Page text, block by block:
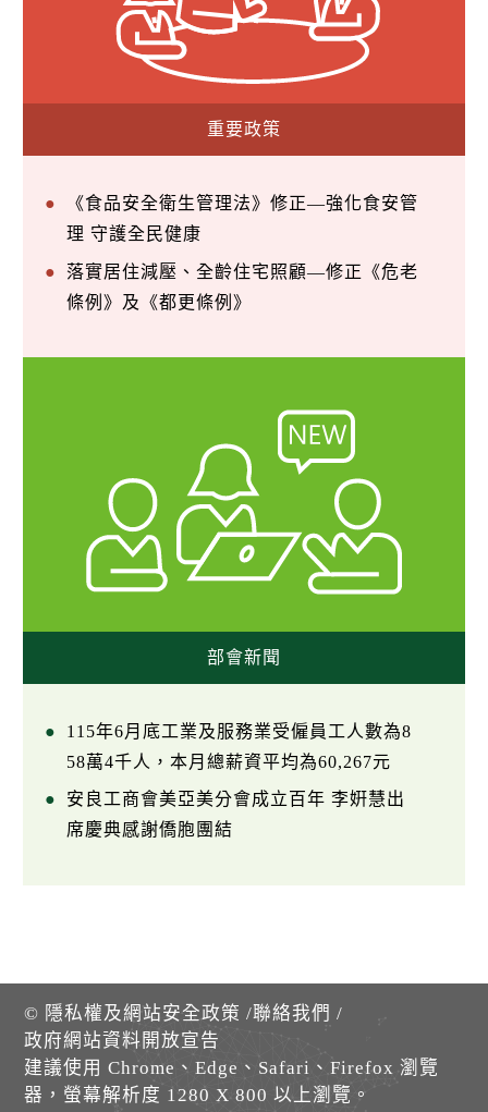
重要政策
《食品安全衛生管理法》修正—強化食安管
理 守護全民健康
落實居住減壓、全齡住宅照顧—修正《危老
條例》及《都更條例》
部會新聞
115年6月底工業及服務業受僱員工人數為8
58萬4千人，本月總薪資平均為60,267元
安良工商會美亞美分會成立百年 李姸慧出
席慶典感謝僑胞團結
© 隱私權及網站安全政策 /聯絡我們 /
政府網站資料開放宣告
建議使用 Chrome、Edge、Safari、Firefox 瀏覽
器，螢幕解析度 1280 X 800 以上瀏覽。